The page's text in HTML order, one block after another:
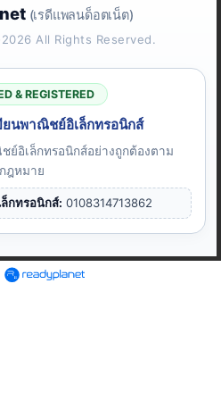
(เรดีแพลนด็อตเน็ต)
All Rights Reserved.
& REGISTERED
นพาณิชย์อิเล็กทรอนิกส์
ย์อิเล็กทรอนิกส์อย่างถูกต้องตาม
กฎหมาย
กทรอนิกส์: 0108314713862